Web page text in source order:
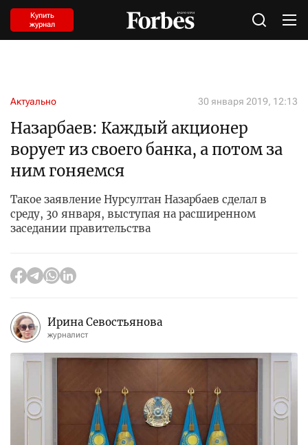
Купить
журнал
Актуально 30 января 2019, 12:13
Назарбаев: Каждый акционер
ворует из своего банка, а потом за
ним гоняемся
Такое заявление Нурсултан Назарбаев сделал в
среду, 30 января, выступая на расширенном
заседании правительства
Ирина Севостьянова
журналист